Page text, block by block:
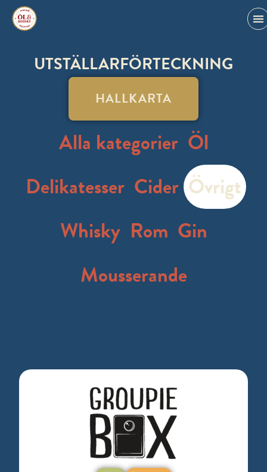
UTSTÄLLARFÖRTECKNING
HALLKARTA
Alla kategorier Öl
Delikatesser Cider Övrigt
Whisky Rom Gin
Mousserande